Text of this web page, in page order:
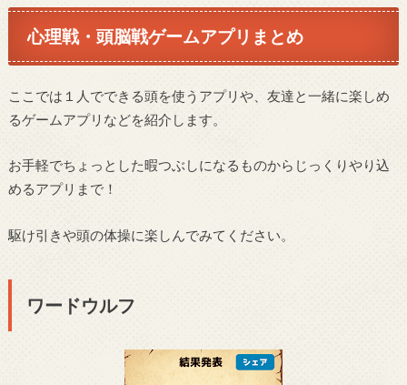
心理戦・頭脳戦ゲームアプリまとめ
ここでは１人でできる頭を使うアプリや、友達と一緒に楽しめ
るゲームアプリなどを紹介します。
お手軽でちょっとした暇つぶしになるものからじっくりやり込
めるアプリまで！
駆け引きや頭の体操に楽しんでみてください。
ワードウルフ